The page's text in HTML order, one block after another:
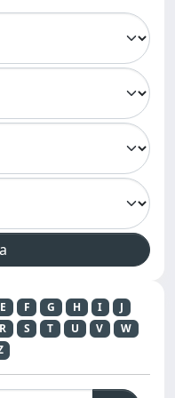
E F G H I
J
R S T U V
W